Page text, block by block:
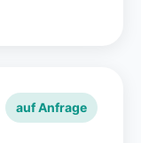
auf Anfrage